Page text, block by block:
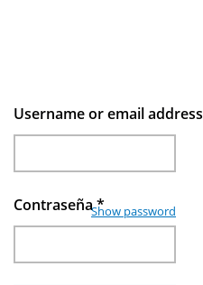
Username or email address
Contraseña*
Show password